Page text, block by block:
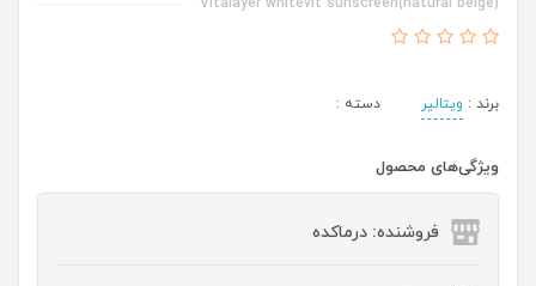
Vitalayer whitevit sunscreen(natural beige)
برند : ویتالیر دسته :
ویژگی‌های محصول
فروشنده: درماکده